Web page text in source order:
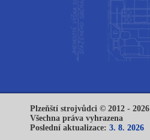
Plzeňští strojvůdci © 2012 - 2026
Všechna práva vyhrazena
Poslední aktualizace: 3. 8. 2026